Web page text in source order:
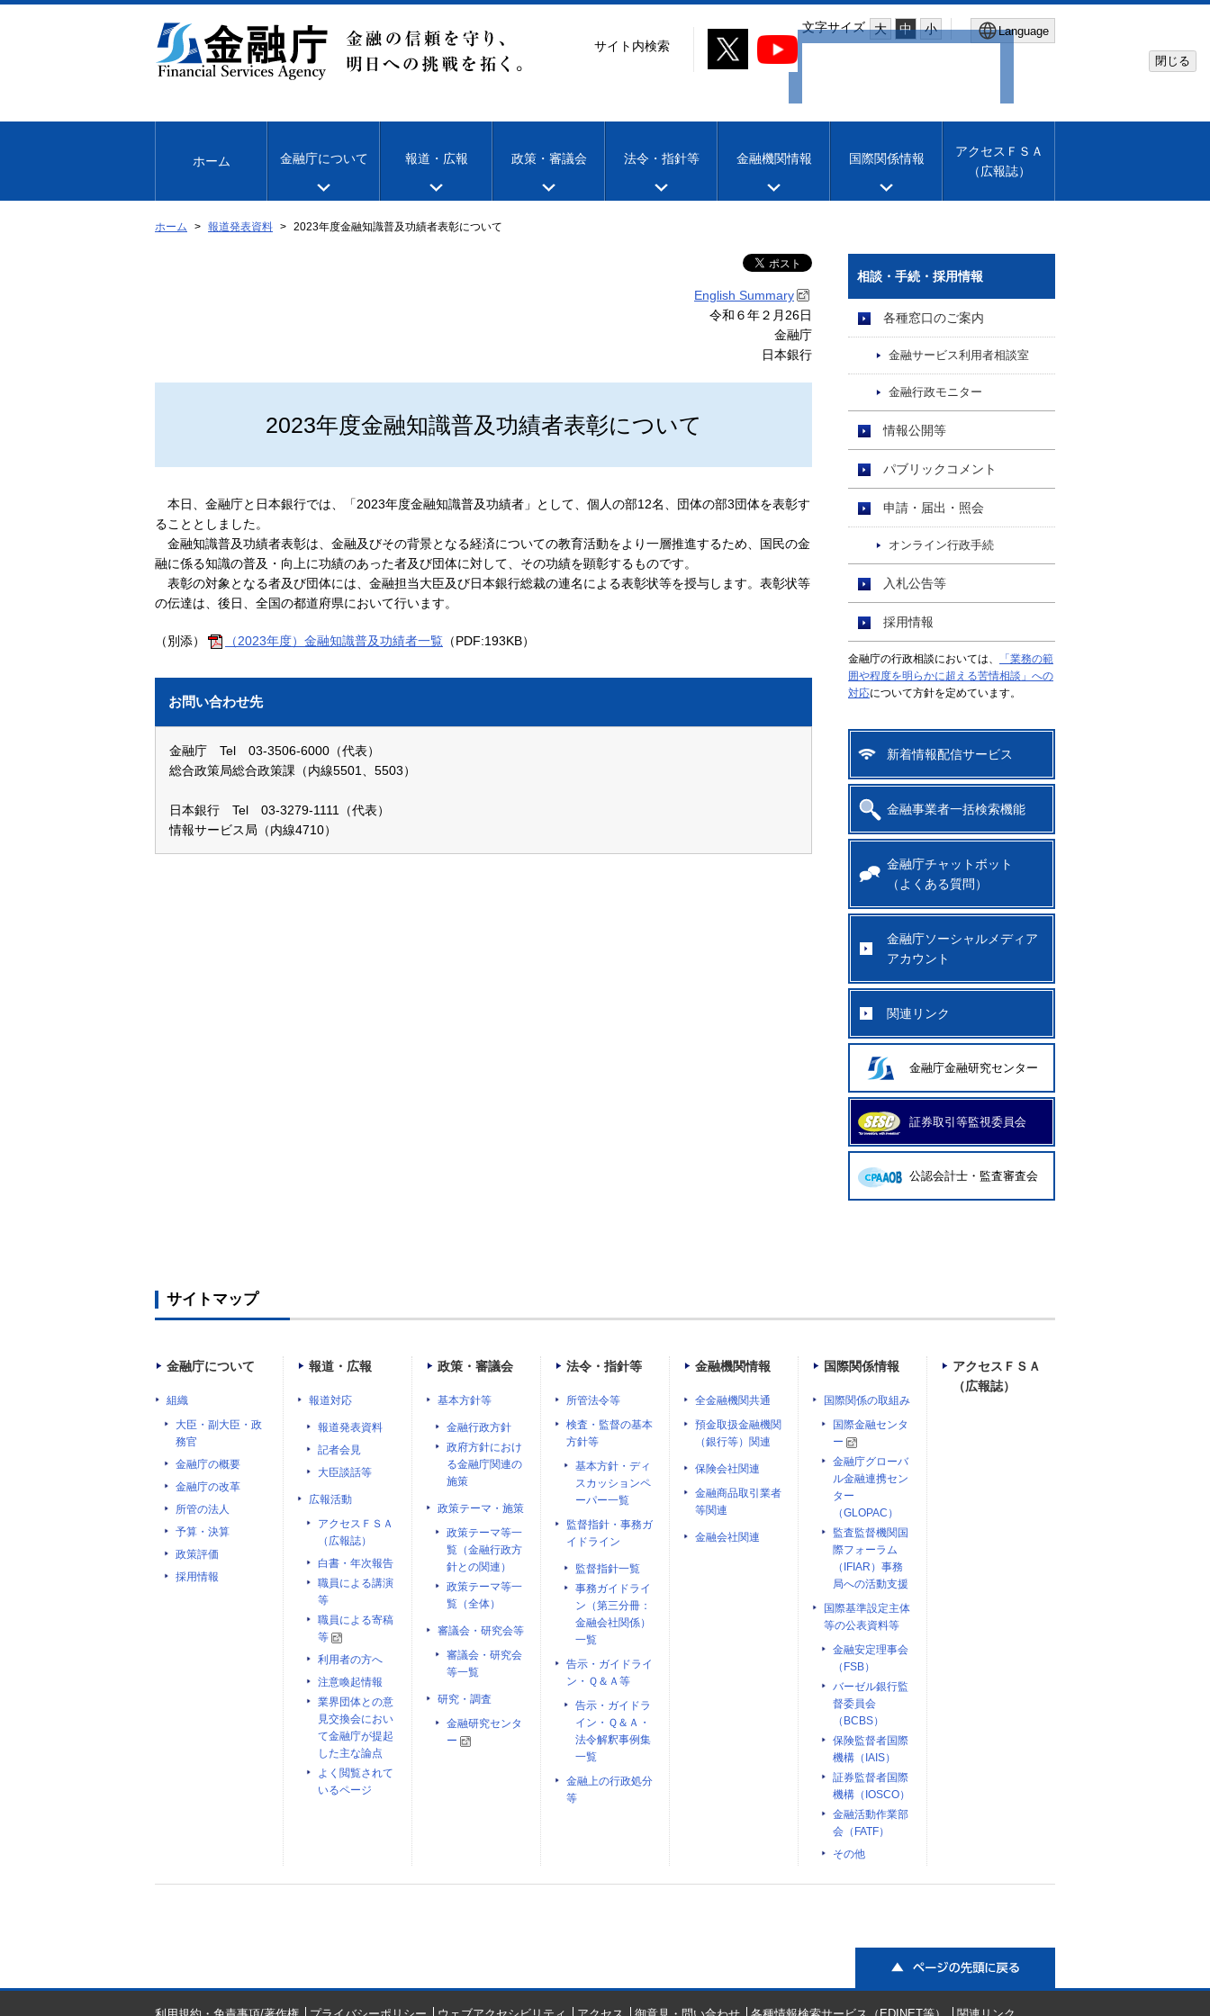
文
移
文字サイズ 大 中 小 Language
Machine translation
閉じる
サイト内検索
ホーム 金融庁について 報道・広報 政策・審議会 法令・指針等 金融機関情報 国際関係情報
アクセスＦＳＡ
（広報誌）
ホーム 報道発表資料 2023年度金融知識普及功績者表彰について
English Summary
令和６年２月26日
金融庁
日本銀行
2023年度金融知識普及功績者表彰について
本日、金融庁と日本銀行では、「2023年度金融知識普及功績者」として、個人の部12名、団体の部3団体を表彰す
ることとしました。
金融知識普及功績者表彰は、金融及びその背景となる経済についての教育活動をより一層推進するため、国民の金
融に係る知識の普及・向上に功績のあった者及び団体に対して、その功績を顕彰するものです。
表彰の対象となる者及び団体には、金融担当大臣及び日本銀行総裁の連名による表彰状等を授与します。表彰状等
の伝達は、後日、全国の都道府県において行います。
（別添） （2023年度）金融知識普及功績者一覧 （PDF:193KB）
お問い合わせ先
金融庁 Tel 03-3506-6000（代表）
総合政策局総合政策課（内線5501、5503）
日本銀行 Tel 03-3279-1111（代表）
情報サービス局（内線4710）
相談・手続・採用情報
各種窓口のご案内
金融サービス利用者相談室
金融行政モニター
情報公開等
パブリックコメント
申請・届出・照会
オンライン行政手続
入札公告等
採用情報
金融庁の行政相談においては、
「業務の範
囲や程度を明らかに超える苦情相談」への
対応について方針を定めています。
新着情報配信サービス
金融事業者一括検索機能
金融庁チャットボット
（よくある質問）
金融庁ソーシャルメディア
アカウント
関連リンク
金融庁金融研究センター
証券取引等監視委員会
公認会計士・監査審査会
サイトマップ
金融庁について
組織
大臣・副大臣・政
務官
金融庁の概要
金融庁の改革
所管の法人
予算・決算
政策評価
採用情報
報道・広報
報道対応
報道発表資料
記者会見
大臣談話等
広報活動
アクセスＦＳＡ
（広報誌）
白書・年次報告
職員による講演
等
職員による寄稿
等
利用者の方へ
注意喚起情報
業界団体との意
見交換会におい
て金融庁が提起
した主な論点
よく閲覧されて
いるページ
政策・審議会
基本方針等
金融行政方針
政府方針におけ
る金融庁関連の
施策
政策テーマ・施策
政策テーマ等一
覧（金融行政方
針との関連）
政策テーマ等一
覧（全体）
審議会・研究会等
審議会・研究会
等一覧
研究・調査
金融研究センタ
ー
法令・指針等
所管法令等
検査・監督の基本
方針等
基本方針・ディ
スカッションペ
ーパー一覧
監督指針・事務ガ
イドライン
監督指針一覧
事務ガイドライ
ン（第三分冊：
金融会社関係）
一覧
告示・ガイドライ
ン・Ｑ＆Ａ等
告示・ガイドラ
イン・Ｑ＆Ａ・
法令解釈事例集
一覧
金融上の行政処分
等
金融機関情報
全金融機関共通
預金取扱金融機関
（銀行等）関連
保険会社関連
金融商品取引業者
等関連
金融会社関連
国際関係情報
国際関係の取組み
国際金融センタ
ー
金融庁グローバ
ル金融連携セン
ター
（GLOPAC）
監査監督機関国
際フォーラム
（IFIAR）事務
局への活動支援
国際基準設定主体
等の公表資料等
金融安定理事会
（FSB）
バーゼル銀行監
督委員会
（BCBS）
保険監督者国際
機構（IAIS）
証券監督者国際
機構（IOSCO）
金融活動作業部
会（FATF）
その他
アクセスＦＳＡ
（広報誌）